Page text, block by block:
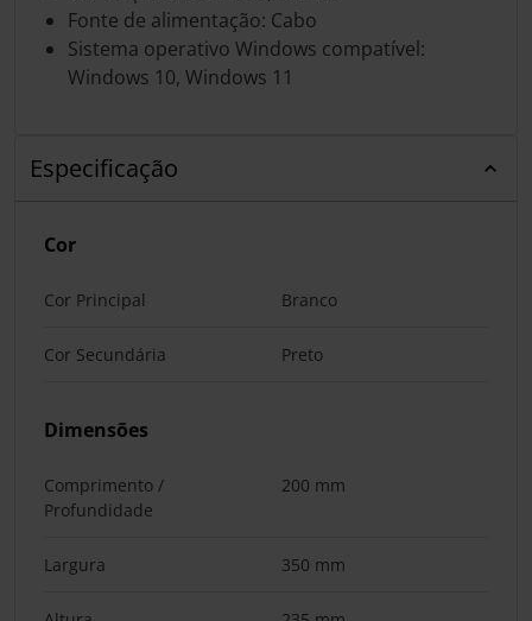
Fonte de alimentação: Cabo
Sistema operativo Windows compatível:
Windows 10, Windows 11
Especificação
Cor
Cor Principal Branco
Cor Secundária Preto
Dimensões
Comprimento /
Profundidade
200 mm
Largura 350 mm